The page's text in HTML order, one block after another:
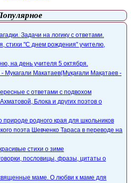
Задачи на логику с ответами.
стихи "С днем рождения" учителю,
на день учителя 5 октября.
- Мукагали Макатаев(Мұқағали Мақатаев -
с ответами с подвохом
Блока и других поэтов о
природе родного края для школьников
поэта Шевченко Тараса в переводе на
стихи о зиме
пословицы, фразы, цитаты о
маме. О любви к маме для